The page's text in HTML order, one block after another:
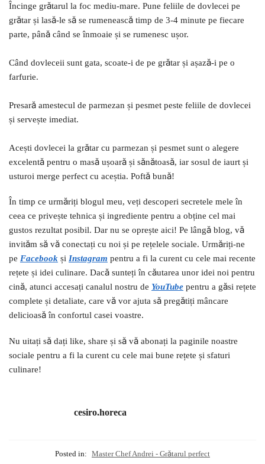
Încinge grătarul la foc mediu-mare. Pune feliile de dovlecei pe
grătar și lasă-le să se rumenească timp de 3-4 minute pe fiecare
parte, până când se înmoaie și se rumenesc ușor.
Când dovleceii sunt gata, scoate-i de pe grătar și așază-i pe o
farfurie.
Presară amestecul de parmezan și pesmet peste feliile de dovlecei
și servește imediat.
Acești dovlecei la grătar cu parmezan și pesmet sunt o alegere
excelentă pentru o masă ușoară și sănătoasă, iar sosul de iaurt și
usturoi merge perfect cu aceștia. Poftă bună!
În timp ce urmăriți blogul meu, veți descoperi secretele mele în
ceea ce privește tehnica și ingrediente pentru a obține cel mai
gustos rezultat posibil. Dar nu se oprește aici! Pe lângă blog, vă
invităm să vă conectați cu noi și pe rețelele sociale. Urmăriți-ne
pe Facebook și Instagram pentru a fi la curent cu cele mai recente
rețete și idei culinare. Dacă sunteți în căutarea unor idei noi pentru
cină, atunci accesați canalul nostru de YouTube pentru a găsi rețete
complete și detaliate, care vă vor ajuta să pregătiți mâncare
delicioasă în confortul casei voastre.
Nu uitați să dați like, share și să vă abonați la paginile noastre
sociale pentru a fi la curent cu cele mai bune rețete și sfaturi
culinare!
cesiro.horeca
Posted in: Master Chef Andrei - Grătarul perfect